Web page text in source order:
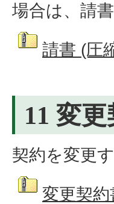
場合は、請
請書 (圧
11 変
契約を変更
変更契